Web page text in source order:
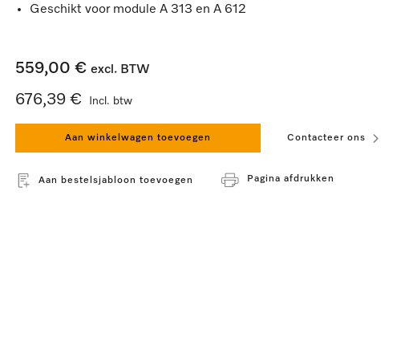
Geschikt voor module A 313 en A 612
559,00 € excl. BTW
676,39 € Incl. btw
Aan winkelwagen toevoegen Contacteer ons
Aan bestelsjabloon toevoegen Pagina afdrukken